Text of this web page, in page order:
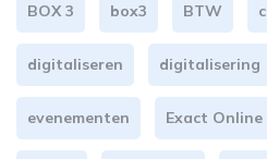
BOX 3 box3 BTW
digitaliseren digitalisering
evenementen Exact Online